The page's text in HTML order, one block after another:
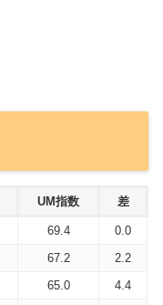
UM指数 差
69.4
0.0
67.2
2.2
65.0
4.4